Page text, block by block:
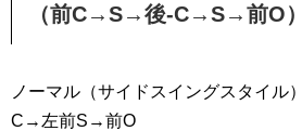
（前C→S→後-C→S→前O）
ノーマル（サイドスイングスタイ
C→左前S→前O